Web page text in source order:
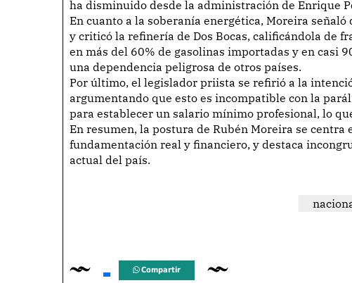
ha disminuido desde la administración de Enrique
En cuanto a la soberanía energética, Moreira
y criticó la refinería de Dos Bocas, calificándola de
en más del 60% de gasolinas importadas y en casi
una dependencia peligrosa de otros países.
Por último, el legislador priista se refirió a la
argumentando que esto es incompatible con la
para establecer un salario mínimo profesional, lo
En resumen, la postura de Rubén Moreira se centra
fundamentación real y financiero, y destaca
actual del país.
Compartir